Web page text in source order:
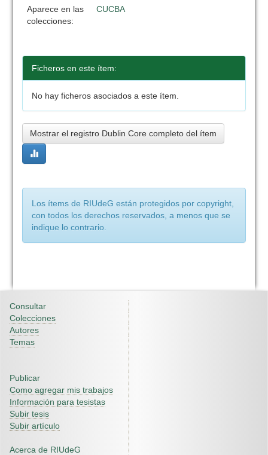
Aparece en las
colecciones:
CUCBA
Ficheros en este ítem:
No hay ficheros asociados a este ítem.
Mostrar el registro Dublin Core completo del ítem
Los ítems de RIUdeG están protegidos por copyright,
con todos los derechos reservados, a menos que se
indique lo contrario.
Consultar
Colecciones
Autores
Temas
Publicar
Como agregar mis trabajos
Información para tesistas
Subir tesis
Subir artículo
Acerca de RIUdeG